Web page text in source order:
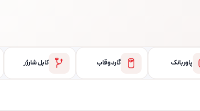
پاور بانک گارد و قاب کابل شارژر